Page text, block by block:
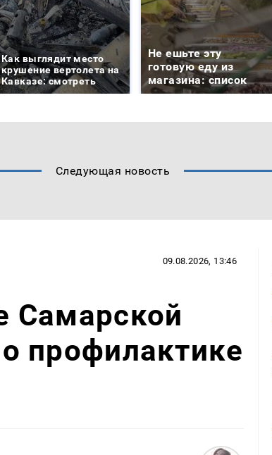
Как выглядит место
крушение вертолета на
Кавказе: смотреть
Не ешьте эту
готовую еду из
магазина: список
Следующая новость
09.08.2026, 13:46
Самарской
профилактике